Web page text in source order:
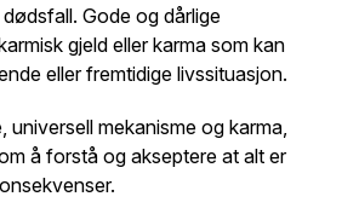
Gode og dårlige
gjeld eller karma som kan
eller fremtidige livssituasjon.
universell mekanisme og karma,
å forstå og akseptere at alt er